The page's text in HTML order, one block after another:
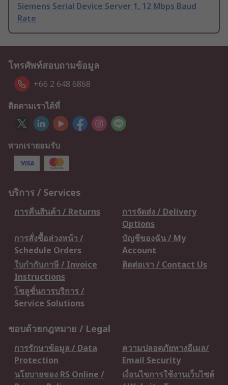
Siemens Serial Device Server 1, 12 Mbps Baud
Rate
โทรศัพท์สอบถามข้อมูล
+66 2 648 6868
ติดตามเราได้ที่
พวกเรายอมรับ
บริการ / Services
การคืนสินค้า / Returns
การจัดส่ง / Delivery
Options
การสั่งซื้อล่วงหน้า /
Schedule Orders
บัญชีของฉัน / My
Account
ใบกำกับภาษี / Invoice
Instructions
ติดต่อเรา / Contact Us
โซลูชั่นการบริการ /
Service Solutions
ชอบด้วยกฎหมาย / Legal
การรักษาข้อมูล / Data
Protection
ความปลอดภัยทางอีเมล/
Email Security
นโยบายของ RS Online /
เงื่อนไขการใช้งานเว็บไซต์